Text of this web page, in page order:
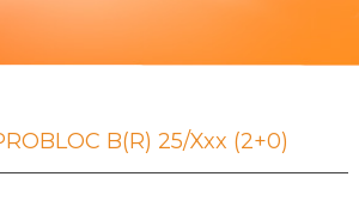
B(R) 25/xxx (2+0)